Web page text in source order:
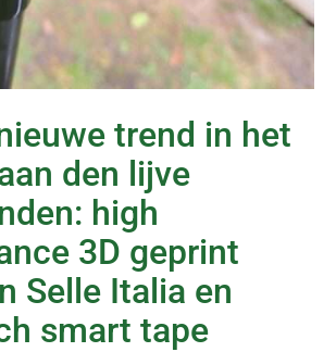
trend in het
den lijve
high
3D geprint
Selle Italia en
smart tape